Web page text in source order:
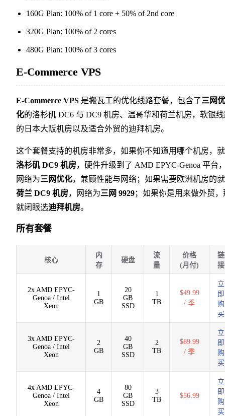
160G Plan: 100% of 1 core + 50% of 2nd core
320G Plan: 100% of 2 cores
480G Plan: 100% of 3 cores
E-Commerce VPS
E-Commerce VPS 是搬瓦工的优化线路套餐，包含了三网优
化的洛杉矶 DC6 与 DC9 机房、温哥华和荷兰机房，软银
的日本大阪机房以及适合外贸的迪拜机房。
这个套餐支持的机房非常多，如果你不知道用哪个机房，
洛杉矶 DC9 机房，硬件升级到了 AMD EPYC-Genoa 平台
网络为三网优化，兼顾性能与网络；如果需要欧洲机房的
荷兰 DC9 机房，网络为三网 9929；如果你是用来做外贸，
就闭眼选迪拜机房。
所有套餐
核心
内
存
硬盘
流
量
价格
(月付)
链
接
2x AMD EPYC-
Genoa / Intel
Xeon
1
GB
20
GB
SSD
1
TB
$49.99
/ 季
立
即
购
买
3x AMD EPYC-
Genoa / Intel
Xeon
2
GB
40
GB
SSD
2
TB
$89.99
/ 季
立
即
购
买
4x AMD EPYC-
Genoa / Intel
Xeon
4
GB
80
GB
SSD
3
TB
$56.99
立
即
购
买